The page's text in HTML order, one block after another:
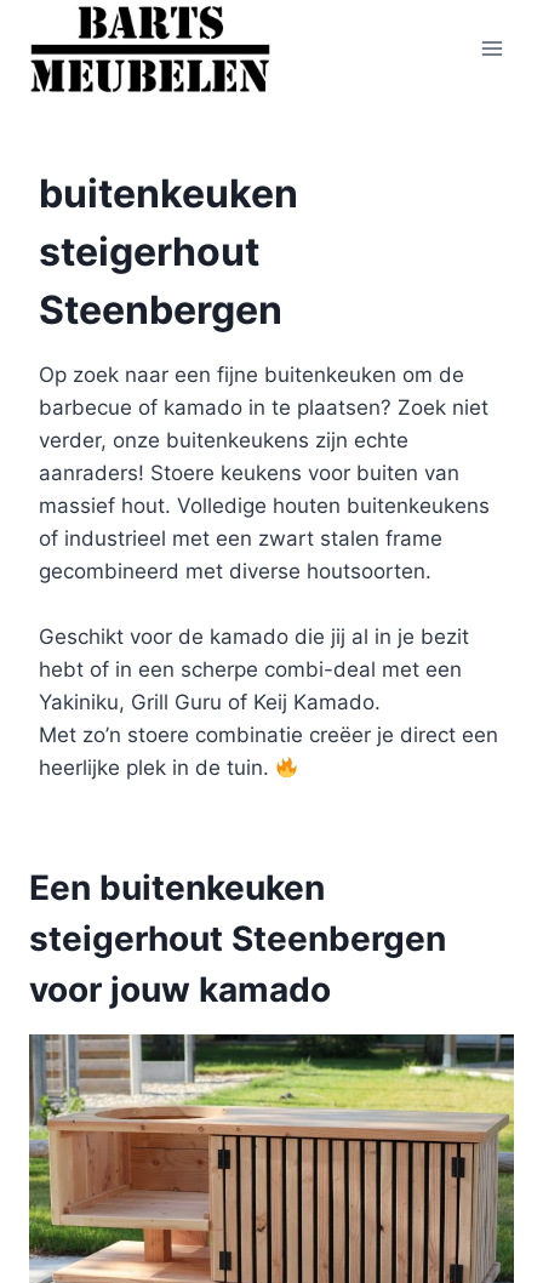
Doorgaan
naar
inhoud
buitenkeuken
steigerhout
Steenbergen
Op zoek naar een fijne buitenkeuken om de
barbecue of kamado in te plaatsen? Zoek niet
verder, onze buitenkeukens zijn echte
aanraders! Stoere keukens voor buiten van
massief hout. Volledige houten buitenkeukens
of industrieel met een zwart stalen frame
gecombineerd met diverse houtsoorten.
Geschikt voor de kamado die jij al in je bezit
hebt of in een scherpe combi-deal met een
Yakiniku, Grill Guru of Keij Kamado.
Met zo’n stoere combinatie creëer je direct een
heerlijke plek in de tuin.
Een buitenkeuken
steigerhout Steenbergen
voor jouw kamado